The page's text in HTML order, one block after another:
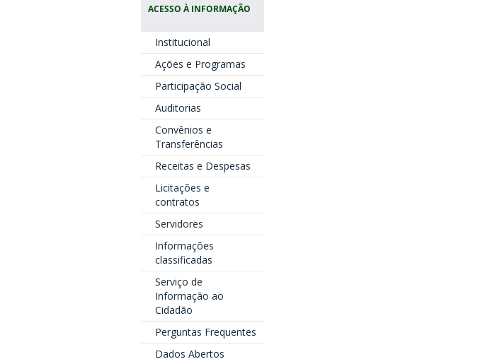
ACESSO À INFORMAÇÃO
Institucional
Ações e Programas
Participação Social
Auditorias
Convênios e
Transferências
Receitas e Despesas
Licitações e
contratos
Servidores
Informações
classificadas
Serviço de
Informação ao
Cidadão
Perguntas Frequentes
Dados Abertos